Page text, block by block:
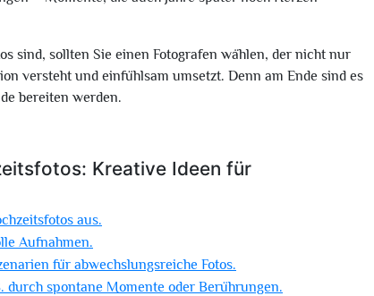
sind, sollten Sie einen Fotografen wählen, der nicht nur
versteht und einfühlsam umsetzt. Denn am Ende sind es
bereiten werden.
Kreative Ideen für
aus.
Aufnahmen.
für abwechslungsreiche Fotos.
durch spontane Momente oder Berührungen.